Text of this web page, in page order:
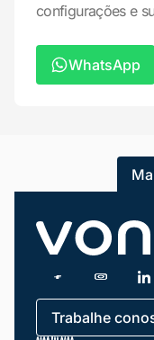
configurações e
WhatsApp
Trabalhe
Mariana da